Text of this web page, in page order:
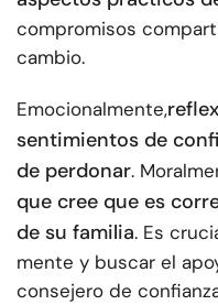
compromisos
cambio.
Emocionalmente,
sentimientos de
de perdonar.
que cree que es
de su familia. Es
mente y buscar el
consejero de